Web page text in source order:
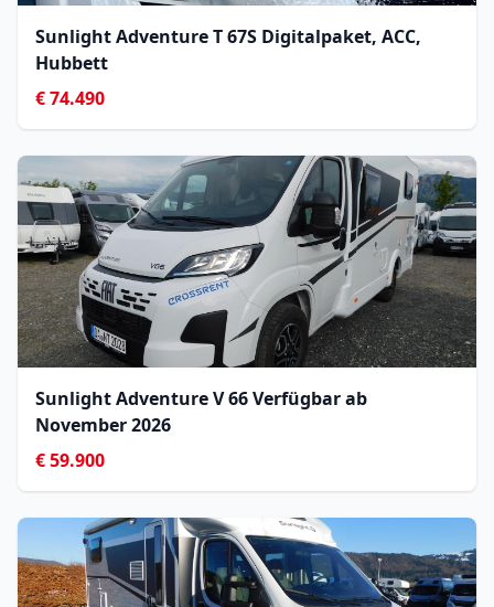
Sunlight Adventure T 67S Digitalpaket, ACC,
Hubbett
€ 74.490
Sunlight Adventure V 66 Verfügbar ab
November 2026
€ 59.900